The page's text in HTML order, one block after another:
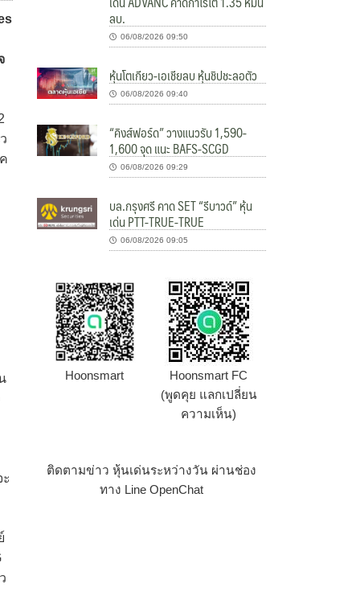
ลบ.
06/08/2026 09:50
หุ้นโตเกียว-เอเชียลบ หุ้นชิปชะลอตัว
06/08/2026 09:40
“คิงส์ฟอร์ด” วางแนวรับ 1,590-
1,600 จุด แนะ BAFS-SCGD
06/08/2026 09:29
บล.กรุงศรี คาด SET “รีบาวด์” หุ้น
เด่น PTT-TRUE-TRUE
06/08/2026 09:05
Hoonsmart
Hoonsmart FC
(พูดคุย แลกเปลี่ยน
ความเห็น)
ติดตามข่าว หุ้นเด่นระหว่างวัน ผ่านช่อง
ทาง Line OpenChat